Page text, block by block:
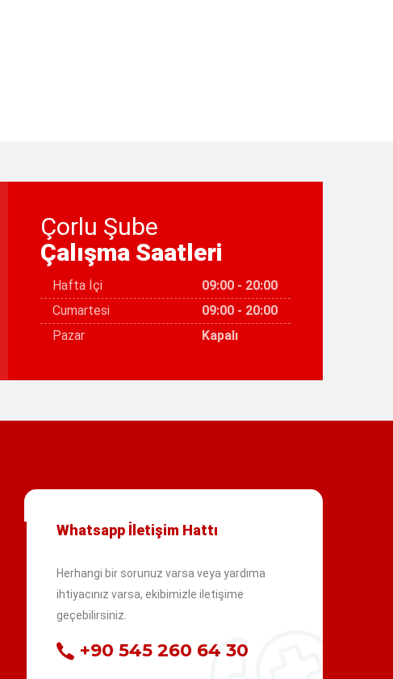
Çorlu Şube
Çalışma Saatleri
Hafta İçi
09:00 - 20:00
Cumartesi
09:00 - 20:00
Pazar
Kapalı
Whatsapp İletişim Hattı
Herhangi bir sorunuz varsa veya yardıma
ihtiyacınız varsa, ekibimizle iletişime
geçebilirsiniz.
+90 545 260 64 30